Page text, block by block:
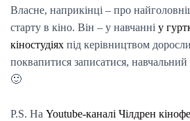
Власне, наприкінці – про
старту в кіно. Він – у навчанні у
кіностудіях під керівництвом
поквапитися записатися, навчальний
🙂
P.S. На Youtube-каналі Чілдрен